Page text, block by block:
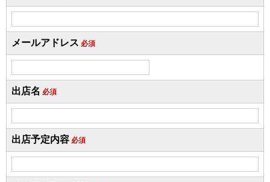
メールアドレス 必須
出店名 必須
出店予定内容 必須